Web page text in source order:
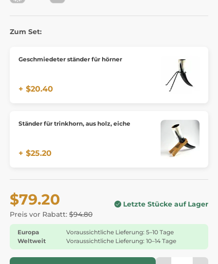
Zum Set:
Geschmiedeter ständer für hörner
+ $20.40
Ständer für trinkhorn, aus holz, eiche
+ $25.20
$79.20
Preis vor Rabatt: $94.80
Letzte Stücke auf Lager
Europa
Voraussichtliche Lieferung: 5–10 Tage
Weltweit
Voraussichtliche Lieferung: 10–14 Tage